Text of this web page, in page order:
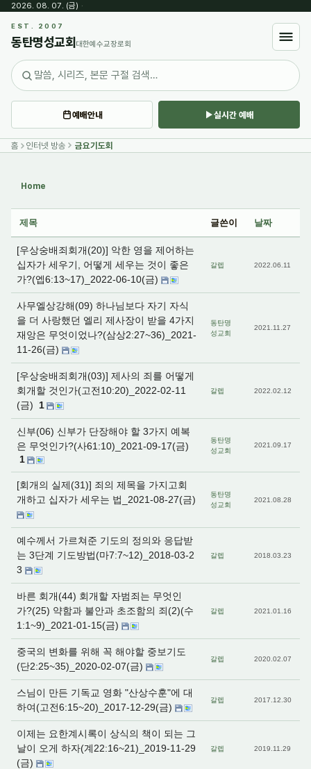
2026. 08. 07. (금) ·
EST. 2007
동탄명성교회 대한예수교장로회
예배안내 실시간 예배
홈 인터넷 방송 금요기도회
Home
제목 글쓴이 날짜
[우상숭배죄회개(20)] 악한 영을 제어하는
십자가 세우기, 어떻게 세우는 것이 좋은
가?(엡6:13~17)_2022-06-10(금)
갈렙 2022.06.11
사무엘상강해(09) 하나님보다 자기 자식
을 더 사랑했던 엘리 제사장이 받을 4가지
재앙은 무엇이었나?(삼상2:27~36)_2021-
11-26(금)
동탄명
성교회
2021.11.27
[우상숭배죄회개(03)] 제사의 죄를 어떻게
회개할 것인가(고전10:20)_2022-02-11
(금)
1
갈렙 2022.02.12
신부(06) 신부가 단장해야 할 3가지 예복
은 무엇인가?(사61:10)_2021-09-17(금)
1
동탄명
성교회
2021.09.17
[회개의 실제(31)] 죄의 제목을 가지고회
개하고 십자가 세우는 법_2021-08-27(금)
동탄명
성교회
2021.08.28
예수께서 가르쳐준 기도의 정의와 응답받
는 3단계 기도방법(마7:7~12)_2018-03-2
3
갈렙 2018.03.23
바른 회개(44) 회개할 자범죄는 무엇인
가?(25) 약함과 불안과 초조함의 죄(2)(수
1:1~9)_2021-01-15(금)
갈렙 2021.01.16
중국의 변화를 위해 꼭 해야할 중보기도
(단2:25~35)_2020-02-07(금)
갈렙 2020.02.07
스님이 만든 기독교 영화 "산상수훈"에 대
하여(고전6:15~20)_2017-12-29(금)
갈렙 2017.12.30
이제는 요한계시록이 상식의 책이 되는 그
날이 오게 하자(계22:16~21)_2019-11-29
(금)
갈렙 2019.11.29
Sketchbook5, 스케치북5
Sketchbook5, 스케치북5